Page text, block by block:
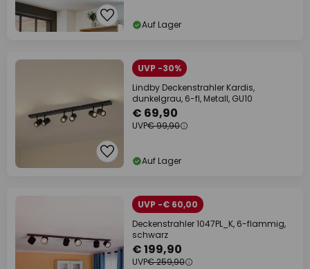
Auf Lager
UVP -30%
Lindby Deckenstrahler Kardis,
dunkelgrau, 6-fl, Metall, GU10
€ 69,90
UVP€ 99,90
Auf Lager
UVP -€ 60,00
Deckenstrahler 1047PL_K, 6-flammig,
schwarz
€ 199,90
UVP€ 259,90